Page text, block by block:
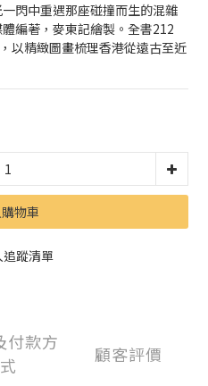
閃中重遇那座碰撞而生的混雜
編著，麥東記繪製。全書212
以精緻圖畫梳理香港從遠古至近
物車
追蹤清單
付款方
式
顧客評價